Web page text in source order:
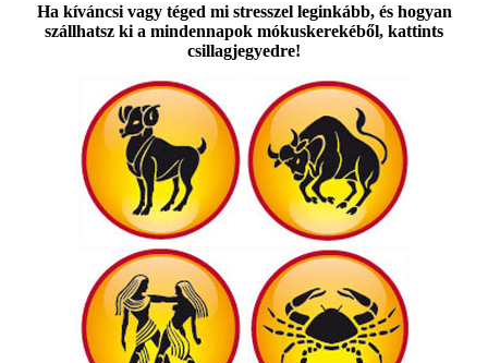
Ha kíváncsi vagy téged mi stresszel leginkább, és hogyan
szállhatsz ki a mindennapok mókuskerekéből, kattints
csillagjegyedre!